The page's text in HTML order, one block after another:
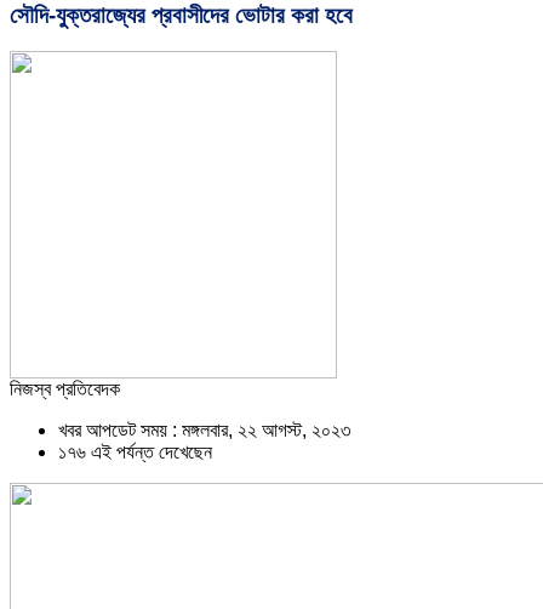
সৌদি-যুক্তরাজ্যের প্রবাসীদের ভোটার করা হবে
নিজস্ব প্রতিবেদক
খবর আপডেট সময় : মঙ্গলবার, ২২ আগস্ট, ২০২৩
১৭৬ এই পর্যন্ত দেখেছেন